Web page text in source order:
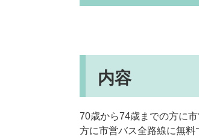
内容
70歳から74歳までの方に
方に市営バス全路線に無料